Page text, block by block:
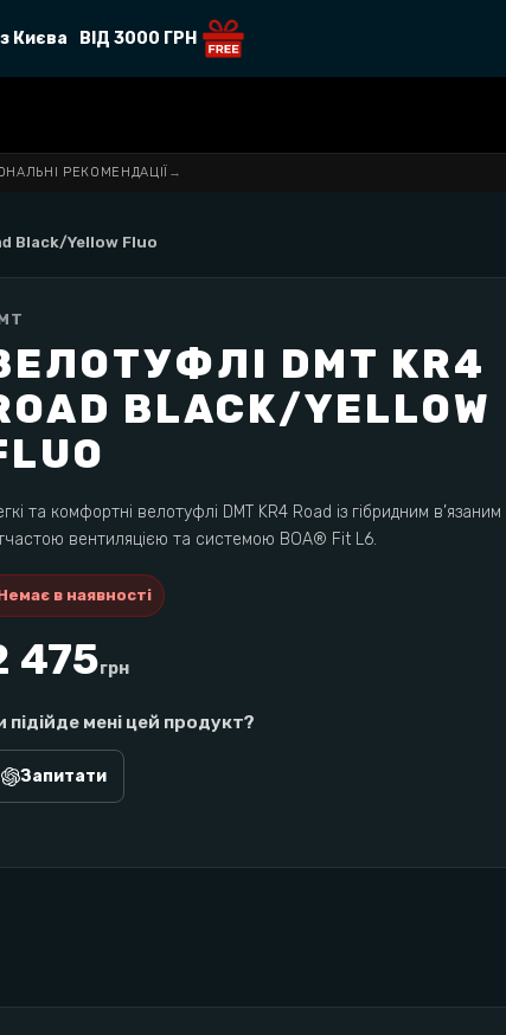
Києва ВІД 3000 ГРН
РЕКОМЕНДАЦІЇ →
Black/Yellow Fluo
DMT KR4
BLACK/YELLOW
та комфортні велотуфлі DMT KR4 Road із гібридним
вентиляцією та системою BOA® Fit L6.
в наявності
475грн
підійде мені цей продукт?
Запитати